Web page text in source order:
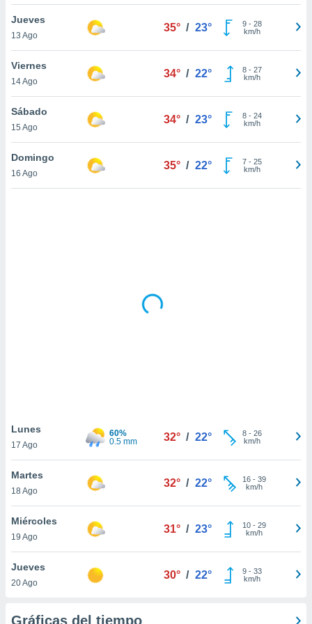
de
sitio
de que
sean
para
ni para
únicos
similares
como
IP
posible
traten tus
en
Para
Jueves
13 Ago
35° / 23° 9- 28
km/h
Viernes
14 Ago
34° / 22° 8- 27
km/h
Sábado
15 Ago
34° / 23° 8- 24
km/h
Domingo
16 Ago
35° / 22° 7- 25
km/h
Lunes
17 Ago
60%
0.5 mm
32° / 22° 8- 26
km/h
Martes
18 Ago
32° / 22° 16- 39
km/h
Miércoles
19 Ago
31° / 23° 10- 29
km/h
Jueves
20 Ago
30° / 22° 9- 33
km/h
Gráficas del tiempo